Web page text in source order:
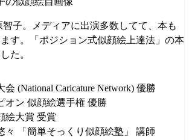
子。メディアに出演多数してて、本も
す。「ポジション式似顔絵上達法」の本
た。
会 (National Caricature Network) 優勝
オン 似顔絵選手権 優勝
絵大賞 受賞
々 「簡単そっくり似顔絵塾」 講師